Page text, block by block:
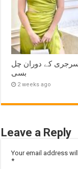
سرجری کے دوران چل
بسی
2 weeks ago
Leave a Reply
Your email address
*